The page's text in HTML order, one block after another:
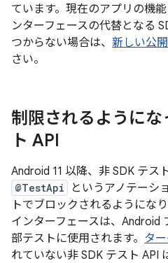
ています。現在のアプリの機
ンターフェースの代替となる
つからない場合は、 新しい公
さい。
制限されるようにな
ト API
Android 11 以降、非 SDK テス
@TestApi
というアノテーシ
トでブロックされるようにな
インターフェースは、Android
部テストに使用されます。 タ
れていない非 SDK テスト API